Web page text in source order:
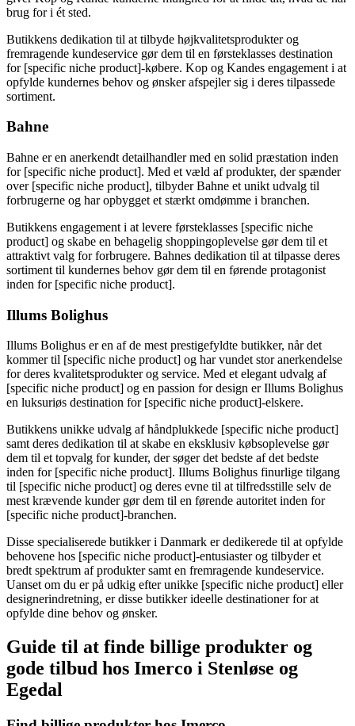
brug for i ét sted.
Butikkens dedikation til at tilbyde højkvalitetsprodukter og
fremragende kundeservice gør dem til en førsteklasses destination
for [specific niche product]-købere. Kop og Kandes engagement i at
opfylde kundernes behov og ønsker afspejler sig i deres tilpassede
sortiment.
Bahne
Bahne er en anerkendt detailhandler med en solid præstation inden
for [specific niche product]. Med et væld af produkter, der spænder
over [specific niche product], tilbyder Bahne et unikt udvalg til
forbrugerne og har opbygget et stærkt omdømme i branchen.
Butikkens engagement i at levere førsteklasses [specific niche
product] og skabe en behagelig shoppingoplevelse gør dem til et
attraktivt valg for forbrugere. Bahnes dedikation til at tilpasse deres
sortiment til kundernes behov gør dem til en førende protagonist
inden for [specific niche product].
Illums Bolighus
Illums Bolighus er en af de mest prestigefyldte butikker, når det
kommer til [specific niche product] og har vundet stor anerkendelse
for deres kvalitetsprodukter og service. Med et elegant udvalg af
[specific niche product] og en passion for design er Illums Bolighus
en luksuriøs destination for [specific niche product]-elskere.
Butikkens unikke udvalg af håndplukkede [specific niche product]
samt deres dedikation til at skabe en eksklusiv købsoplevelse gør
dem til et topvalg for kunder, der søger det bedste af det bedste
inden for [specific niche product]. Illums Bolighus finurlige tilgang
til [specific niche product] og deres evne til at tilfredsstille selv de
mest krævende kunder gør dem til en førende autoritet inden for
[specific niche product]-branchen.
Disse specialiserede butikker i Danmark er dedikerede til at opfylde
behovene hos [specific niche product]-entusiaster og tilbyder et
bredt spektrum af produkter samt en fremragende kundeservice.
Uanset om du er på udkig efter unikke [specific niche product] eller
designerindretning, er disse butikker ideelle destinationer for at
opfylde dine behov og ønsker.
Guide til at finde billige produkter og
gode tilbud hos Imerco i Stenløse og
Egedal